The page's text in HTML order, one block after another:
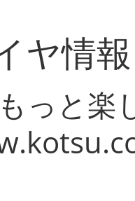
ヤ情
っと楽